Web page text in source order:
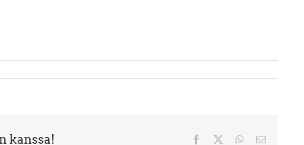
kanssa! Facebook WhatsAppSähköposti